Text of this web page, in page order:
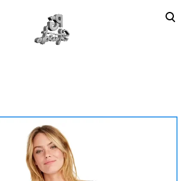
Vaata ostukorvi